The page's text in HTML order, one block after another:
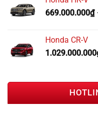
669.000.000₫
Honda CR-V
1.029.000.000